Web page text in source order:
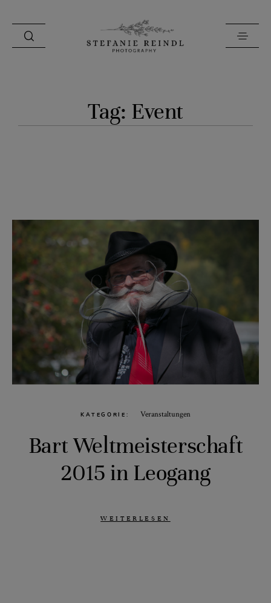
ÜBER MICH
KONTAKT
Tag: Event
KATEGORIE Veranstaltungen
Bart Weltmeisterschaft
2015 in Leogang
WEITERLESEN